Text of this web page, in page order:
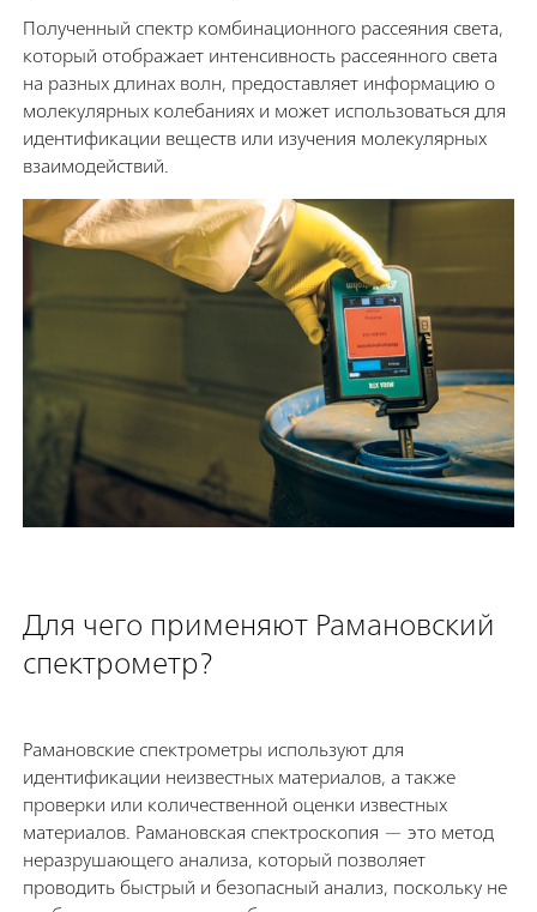
Полученный спектр комбинационного рассеяния света,
который отображает интенсивность рассеянного света
на разных длинах волн, предоставляет информацию о
молекулярных колебаниях и может использоваться для
идентификации веществ или изучения молекулярных
взаимодействий.
Для чего применяют Рамановский
спектрометр?
Рамановские спектрометры используют для
идентификации неизвестных материалов, а также
проверки или количественной оценки известных
материалов. Рамановская спектроскопия — это метод
неразрушающего анализа, который позволяет
проводить быстрый и безопасный анализ, поскольку не